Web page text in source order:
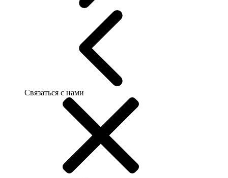
Связаться с нами